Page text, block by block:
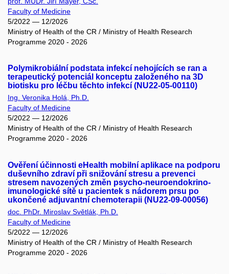
Faculty of Medicine
5/2022 — 12/2026
Ministry of Health of the CR / Ministry of Health Research
Programme 2020 - 2026
Polymikrobiální podstata infekcí nehojících se ran a
terapeutický potenciál konceptu založeného na 3D
biotisku pro léčbu těchto infekcí (NU22-05-00110)
Ing. Veronika Holá, Ph.D.
Faculty of Medicine
5/2022 — 12/2026
Ministry of Health of the CR / Ministry of Health Research
Programme 2020 - 2026
Ověření účinnosti eHealth mobilní aplikace na podporu
duševního zdraví při snižování stresu a prevenci
stresem navozených změn psycho-neuroendokrino-
imunologické sítě u pacientek s nádorem prsu po
ukončené adjuvantní chemoterapii (NU22-09-00056)
doc. PhDr. Miroslav Světlák, Ph.D.
Faculty of Medicine
5/2022 — 12/2026
Ministry of Health of the CR / Ministry of Health Research
Programme 2020 - 2026